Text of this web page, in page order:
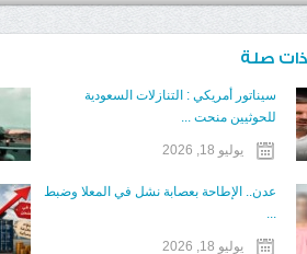
صلة
سيناتور أمريكي : التنازلات السعودية
للحوثيين منحت ...
يوليو 18, 2026
عدن.. الإطاحة بعصابة نشل في المعلا وضبط
...
يوليو 18, 2026